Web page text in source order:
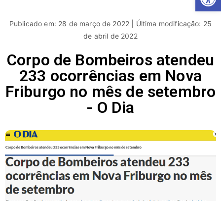
Publicado em: 28 de março de 2022 | Última modificação: 25
de abril de 2022
Corpo de Bombeiros atendeu
233 ocorrências em Nova
Friburgo no mês de setembro
- O Dia